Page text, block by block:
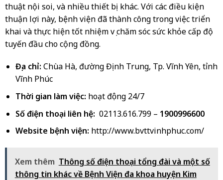
thuật nội soi, và nhiều thiết bị khác. Với các điều kiện
thuận lợi này, bệnh viện đã thành công trong việc triển
khai và thực hiện tốt nhiệm vụ chăm sóc sức khỏe cấp độ
tuyến đầu cho cộng đồng.
Địa chỉ: Chùa Hà, đường Định Trung, Tp. Vĩnh Yên, tỉnh
Vĩnh Phúc
Thời gian làm việc: hoạt động 24/7
Số điện thoại liên hệ: 02113.616.799 – 1900996600
Website bệnh viện: http://www.bvttvinhphuc.com/
Xem thêm Thông số điện thoại tổng đài và một số
thông tin khác về Bệnh Viện đa khoa huyện Kim